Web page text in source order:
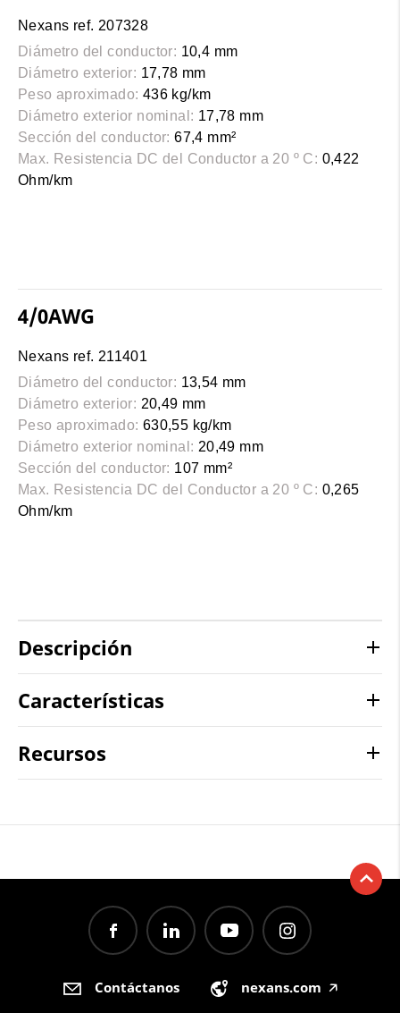
Nexans ref. 207328
Diámetro del conductor: 10,4 mm
Diámetro exterior: 17,78 mm
Peso aproximado: 436 kg/km
Diámetro exterior nominal: 17,78 mm
Sección del conductor: 67,4 mm²
Max. Resistencia DC del Conductor a 20 º C: 0,422
Ohm/km
4/0AWG
Nexans ref. 211401
Diámetro del conductor: 13,54 mm
Diámetro exterior: 20,49 mm
Peso aproximado: 630,55 kg/km
Diámetro exterior nominal: 20,49 mm
Sección del conductor: 107 mm²
Max. Resistencia DC del Conductor a 20 º C: 0,265
Ohm/km
Descripción
Características
Recursos
Contáctanos nexans.com 🡥